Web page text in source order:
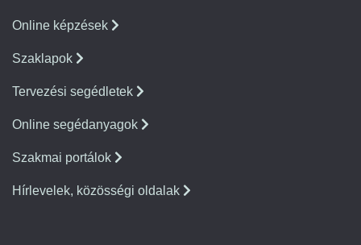
Online képzések
Szaklapok
Tervezési segédletek
Online segédanyagok
Szakmai portálok
Hírlevelek, közösségi oldalak